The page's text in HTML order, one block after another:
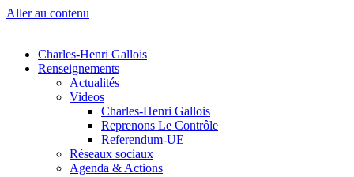
Aller au contenu
Charles-Henri Gallois
Renseignements
Actualités
Videos
Charles-Henri Gallois
Reprenons Le Contrôle
Referendum-UE
Réseaux sociaux
Agenda & Actions